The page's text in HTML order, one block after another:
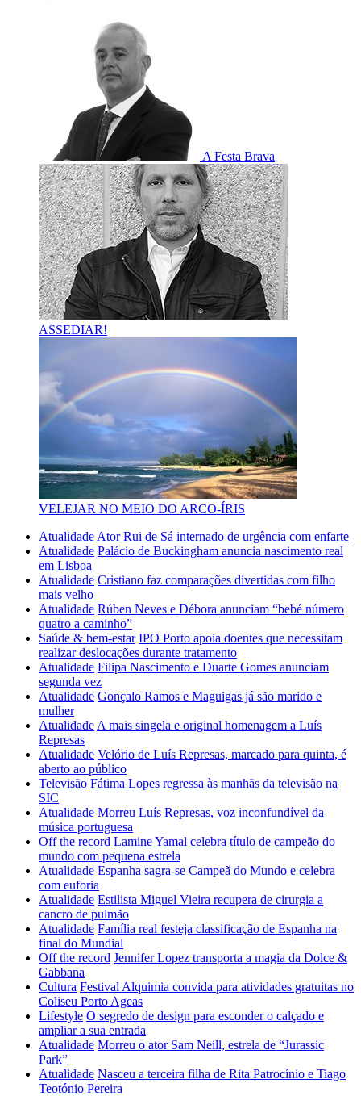
A Festa Brava
ASSEDIAR!
VELEJAR NO MEIO DO ARCO-ÍRIS
Atualidade Ator Rui de Sá internado de urgência com enfarte
Atualidade Palácio de Buckingham anuncia nascimento real
em Lisboa
Atualidade Cristiano faz comparações divertidas com filho
mais velho
Atualidade Rúben Neves e Débora anunciam “bebé número
quatro a caminho”
Saúde & bem-estar IPO Porto apoia doentes que necessitam
realizar deslocações durante tratamento
Atualidade Filipa Nascimento e Duarte Gomes anunciam
segunda vez
Atualidade Gonçalo Ramos e Maguigas já são marido e
mulher
Atualidade A mais singela e original homenagem a Luís
Represas
Atualidade Velório de Luís Represas, marcado para quinta, é
aberto ao público
Televisão Fátima Lopes regressa às manhãs da televisão na
SIC
Atualidade Morreu Luís Represas, voz inconfundível da
música portuguesa
Off the record Lamine Yamal celebra título de campeão do
mundo com pequena estrela
Atualidade Espanha sagra-se Campeã do Mundo e celebra
com euforia
Atualidade Estilista Miguel Vieira recupera de cirurgia a
cancro de pulmão
Atualidade Família real festeja classificação de Espanha na
final do Mundial
Off the record Jennifer Lopez transporta a magia da Dolce &
Gabbana
Cultura Festival Alquimia convida para atividades gratuitas no
Coliseu Porto Ageas
Lifestyle O segredo de design para esconder o calçado e
ampliar a sua entrada
Atualidade Morreu o ator Sam Neill, estrela de “Jurassic
Park”
Atualidade Nasceu a terceira filha de Rita Patrocínio e Tiago
Teotónio Pereira